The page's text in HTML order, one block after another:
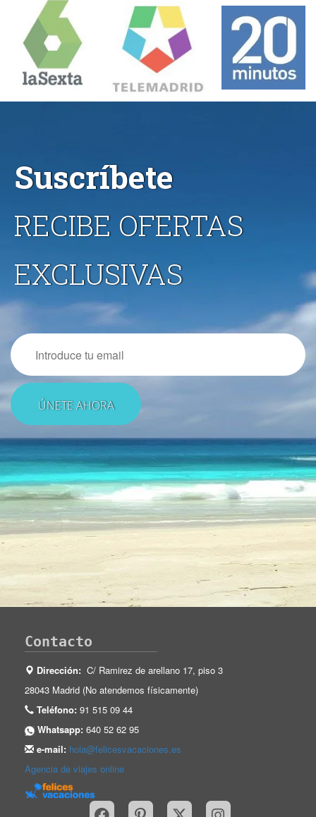
Suscríbete
RECIBE OFERTAS
EXCLUSIVAS
Email
Contacto
Dirección: C/ Ramirez de arellano 17, piso 3
28043 Madrid (No atendemos físicamente)
Teléfono: 91 515 09 44
Whatsapp: 640 52 62 95
e-mail: hola@felicesvacaciones.es
Agencia de viajes online